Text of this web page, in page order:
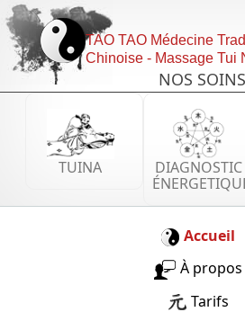
TAO TAO Médecine
Chinoise - Massage Tui
NOS SOINS
TUINA
DIAGNOSTIC
Accueil
À propos
Tarifs